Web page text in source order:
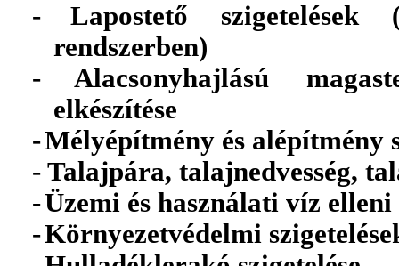
-
Lapostető szigetelések
rendszerben)
-
Alacsonyhajlású
elkészítése
-Mélyépítmény és alépítmény
- Talajpára, talajnedvesség,
-Üzemi és használati víz elleni
-Környezetvédelmi